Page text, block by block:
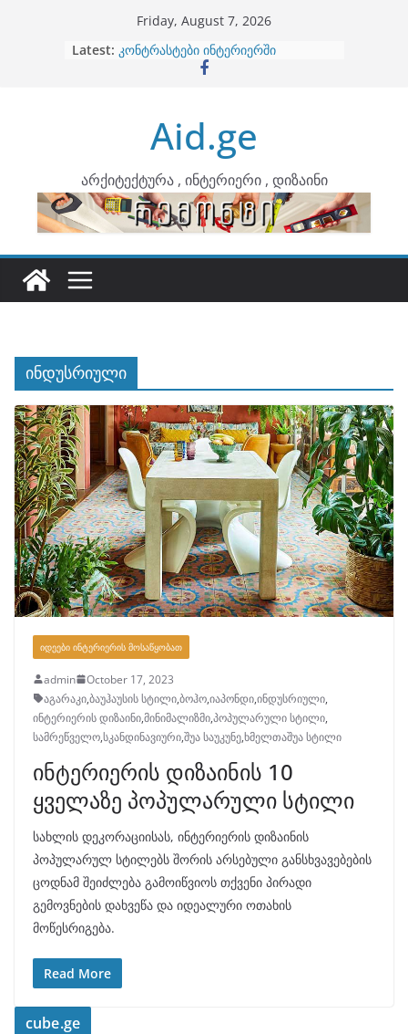
Friday, August 7, 2026
Latest: ბინების გაერთიანება
კონტრასტები ინტერიერში
ინტერიერის დიზიანი
არტემიდი წარმოგიდგენთ
Aid.ge
არქიტექტურა , ინტერიერი , დიზაინი
ინდუსრიული
ᲘᲓᲔᲔᲑᲘ ᲘᲜᲢᲔᲠᲘᲔᲠᲘᲡ ᲛᲝᲡᲐᲬᲧᲝᲑᲐᲗ
admin
October 17, 2023
აგარაკი,ბაუჰაუსის სტილი,ბოჰო,იაპონდი,ინდუსრიული,
ინტერიერის დიზაინი,მინიმალიზმი,პოპულარული სტილი,
სამრეწველო,სკანდინავიური,შუა საუკუნე,ხმელთაშუა სტილი
ინტერიერის დიზაინის 10
ყველაზე პოპულარული სტილი
სახლის დეკორაციისას, ინტერიერის დიზაინის
პოპულარულ სტილებს შორის არსებული განსხვავებების
ცოდნამ შეიძლება გამოიწვიოს თქვენი პირადი
გემოვნების დახვეწა და იდეალური ოთახის
მოწესრიგება.
Read More
cube.ge